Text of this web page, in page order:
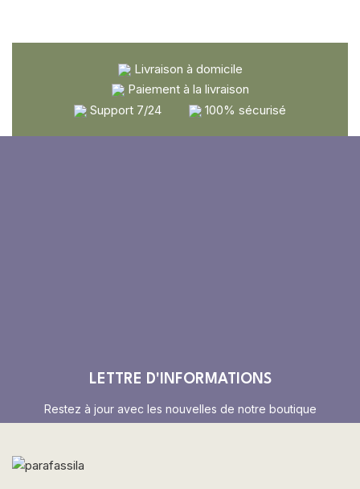
Livraison à domicile
Paiement à la livraison
Support 7/24
100% sécurisé
LETTRE D'INFORMATIONS
Restez à jour avec les nouvelles de notre boutique